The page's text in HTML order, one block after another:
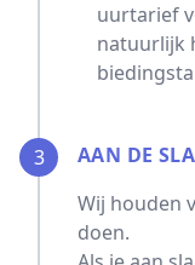
uurtarief
natuurlijk
3
AAN DE
Wij houden
doen.